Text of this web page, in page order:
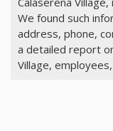
We found such
address, phone,
a detailed report
Village,